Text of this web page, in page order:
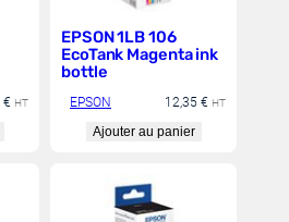
€ HT
EPSON 1LB 106
EcoTank Magenta ink
bottle
EPSON 12,35 € HT
Ajouter au panier